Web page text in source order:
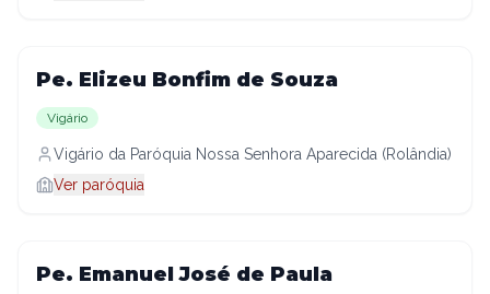
Pe. Elizeu Bonfim de Souza
Vigário
Vigário da Paróquia Nossa Senhora Aparecida (Rolândia)
Ver paróquia
Pe. Emanuel José de Paula